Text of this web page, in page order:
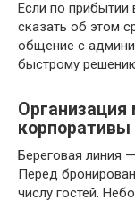
Если по прибытии
сказать об этом
общение с
быстрому
Береговая линия
Перед
числу гостей.